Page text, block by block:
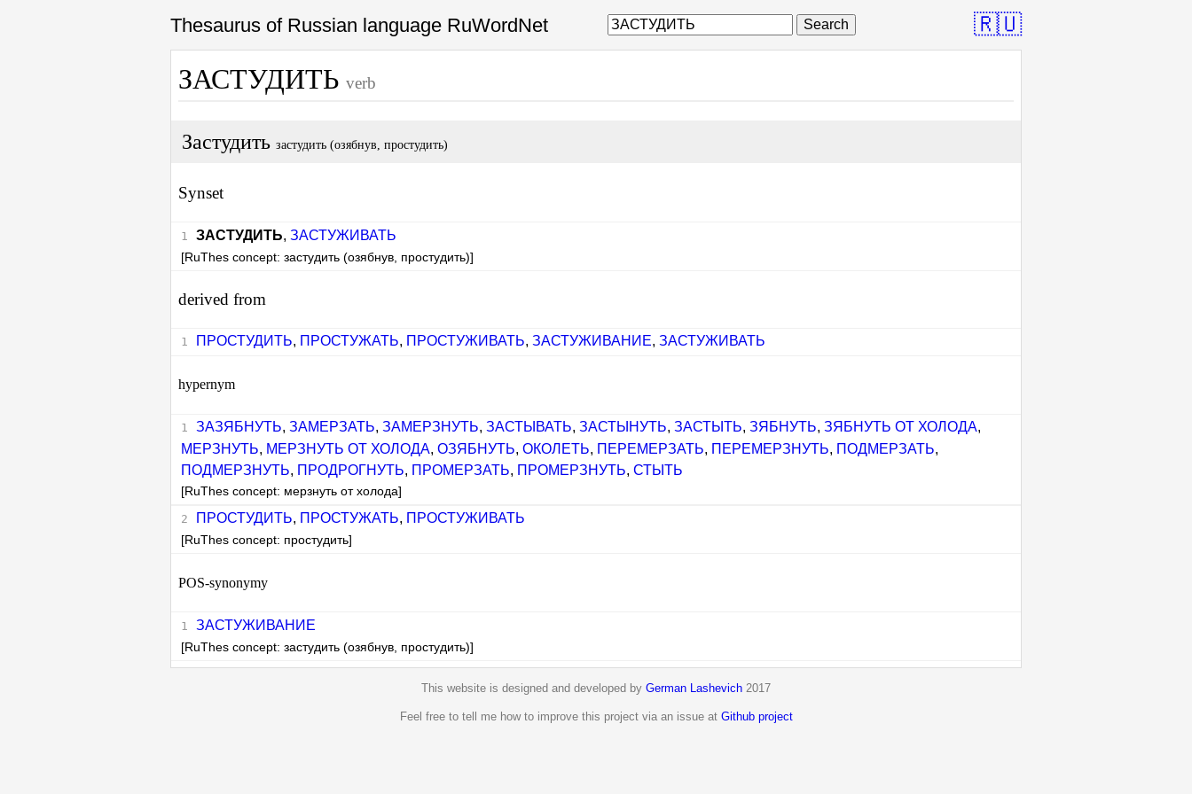
Thesaurus of Russian language RuWordNet Search 🇷🇺
ЗАСТУДИТЬ verb
Застудить застудить (озябнув, простудить)
Synset
ЗАСТУДИТЬ, ЗАСТУЖИВАТЬ
[RuThes concept: застудить (озябнув, простудить)]
derived from
ПРОСТУДИТЬ, ПРОСТУЖАТЬ, ПРОСТУЖИВАТЬ, ЗАСТУЖИВАНИЕ, ЗАСТУЖИВАТЬ
hypernym
ЗАЗЯБНУТЬ, ЗАМЕРЗАТЬ, ЗАМЕРЗНУТЬ, ЗАСТЫВАТЬ, ЗАСТЫНУТЬ, ЗАСТЫТЬ, ЗЯБНУТЬ, ЗЯБНУТЬ ОТ ХОЛОДА,
МЕРЗНУТЬ, МЕРЗНУТЬ ОТ ХОЛОДА,ОЗЯБНУТЬ,ОКОЛЕТЬ, ПЕРЕМЕРЗАТЬ, ПЕРЕМЕРЗНУТЬ, ПОДМЕРЗАТЬ,
ПОДМЕРЗНУТЬ, ПРОДРОГНУТЬ, ПРОМЕРЗАТЬ, ПРОМЕРЗНУТЬ,СТЫТЬ
[RuThes concept: мерзнуть от холода]
ПРОСТУДИТЬ, ПРОСТУЖАТЬ, ПРОСТУЖИВАТЬ
[RuThes concept: простудить]
POS-synonymy
ЗАСТУЖИВАНИЕ
[RuThes concept: застудить (озябнув, простудить)]
This website is designed and developed by German Lashevich 2017
Feel free to tell me how to improve this project via an issue at Github project